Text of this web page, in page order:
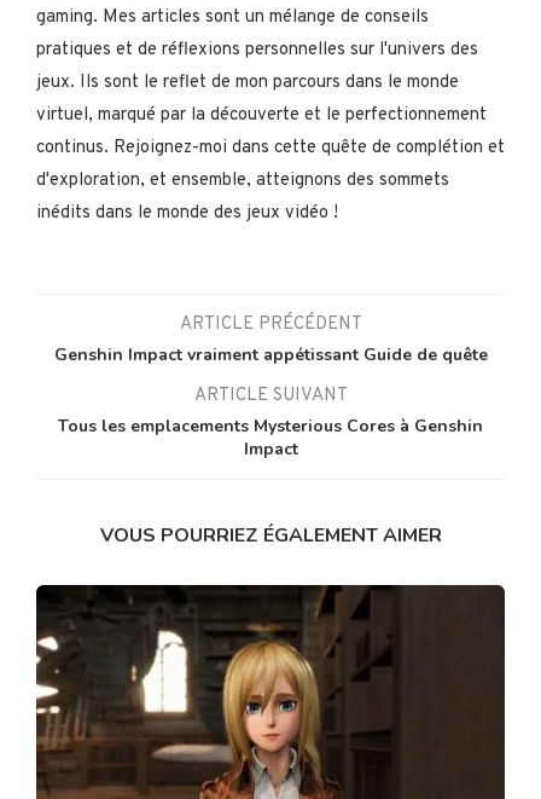
gaming. Mes articles sont un mélange de conseils
pratiques et de réflexions personnelles sur l'univers des
jeux. Ils sont le reflet de mon parcours dans le monde
virtuel, marqué par la découverte et le perfectionnement
continus. Rejoignez-moi dans cette quête de complétion et
d'exploration, et ensemble, atteignons des sommets
inédits dans le monde des jeux vidéo !
ARTICLE PRÉCÉDENT
Genshin Impact vraiment appétissant Guide de quête
ARTICLE SUIVANT
Tous les emplacements Mysterious Cores à Genshin
Impact
VOUS POURRIEZ ÉGALEMENT AIMER